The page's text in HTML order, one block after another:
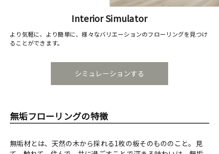
Interior Simulator
より気軽に、より簡単に、様々なバリエーションのフローリングを見つけ
ることができます。
シミュレーションする
無垢フローリングの特徴
無垢材とは、天然の木から採れる1枚の板そのもののこと。見